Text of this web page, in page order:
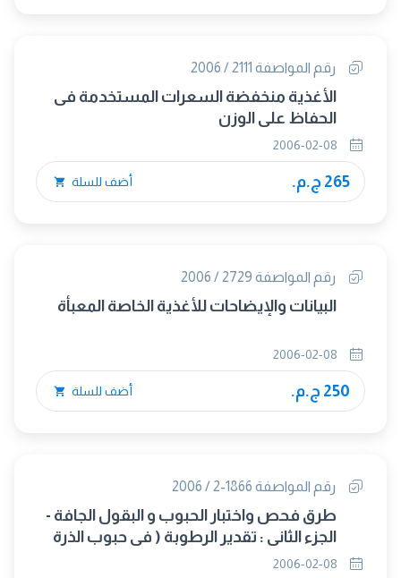
رقم المواصفة 2111 / 2006
الأغذية منخفضة السعرات المستخدمة فى
الحفاظ على الوزن
265 ج.م. أضف للسلة
رقم المواصفة 2729 / 2006
البيانات والإيضاحات للأغذية الخاصة المعبأة
250 ج.م. أضف للسلة
رقم المواصفة 1866-2 / 2006
طرق فحص واختبار الحبوب و البقول الجافة -
الجزء الثانى : تقدير الرطوبة ( فى حبوب الذرة
الكاملة و المطحونة )